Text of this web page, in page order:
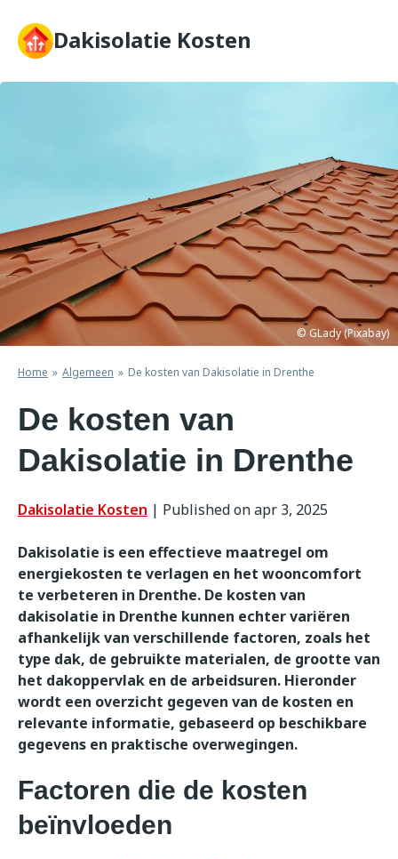
content Dakisolatie Kosten
© GLady (Pixabay)
Home Algemeen De kosten van Dakisolatie in Drenthe
De kosten van
Dakisolatie in Drenthe
Dakisolatie Kosten | Published on apr 3, 2025
Dakisolatie is een effectieve maatregel om
energiekosten te verlagen en het wooncomfort
te verbeteren in Drenthe. De kosten van
dakisolatie in Drenthe kunnen echter variëren
afhankelijk van verschillende factoren, zoals het
type dak, de gebruikte materialen, de grootte van
het dakoppervlak en de arbeidsuren. Hieronder
wordt een overzicht gegeven van de kosten en
relevante informatie, gebaseerd op beschikbare
gegevens en praktische overwegingen.
Factoren die de kosten
beïnvloeden